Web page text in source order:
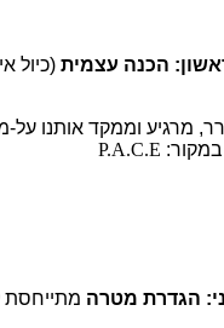
הכנה עצמית (כיול
מרגיע וממקד אותנו
P.A.C.E
הגדרת מטרה מתייחסת